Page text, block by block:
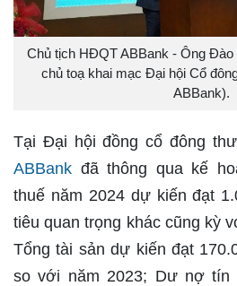
Chủ tịch HĐQT ABBank - Ông Đào
chủ toạ khai mạc Đại hội Cổ
ABBank).
Tại Đại hội đồng cổ đông
ABBank đã thông qua kế
thuế năm 2024 dự kiến đạt
tiêu quan trọng khác cũng kỳ
Tổng tài sản dự kiến đạt
so với năm 2023; Dư nợ tín